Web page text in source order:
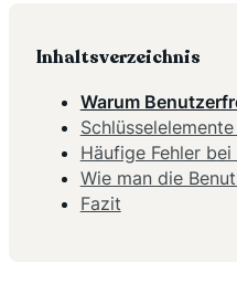
Inhaltsverzeichnis
Warum
Häufige Fehler
Wie man die
Fazit